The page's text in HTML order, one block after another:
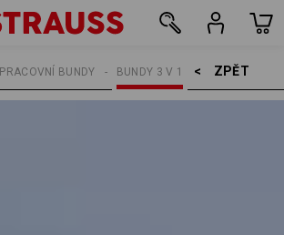
ZPĚT    >
BUNDY 3 V 1
PRACOVNÍ BUNDY